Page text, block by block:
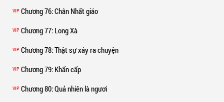
VIP Chương 76: Chân Nhất giáo
VIP Chương 77: Long Xà
VIP Chương 78: Thật sự xảy ra chuyện
VIP Chương 79: Khẩn cấp
VIP Chương 80: Quả nhiên là ngươi